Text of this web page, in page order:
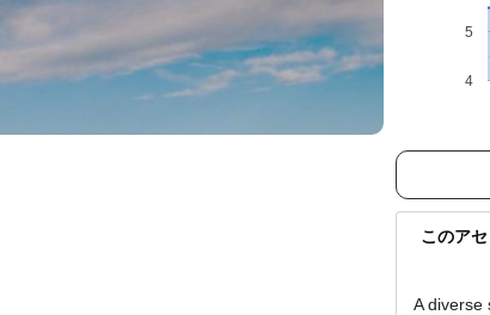
4
5
このア
A diverse